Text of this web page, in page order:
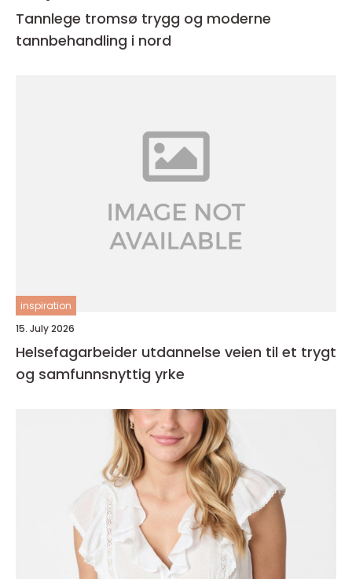
Tannlege tromsø trygg og moderne
tannbehandling i nord
inspiration
15. July 2026
Helsefagarbeider utdannelse veien til et trygt
og samfunnsnyttig yrke